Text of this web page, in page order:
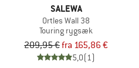
SALEWA
Ortles Wall 38
Touring rygsæk
209,95 €fra 165,86 €
5,0(1)